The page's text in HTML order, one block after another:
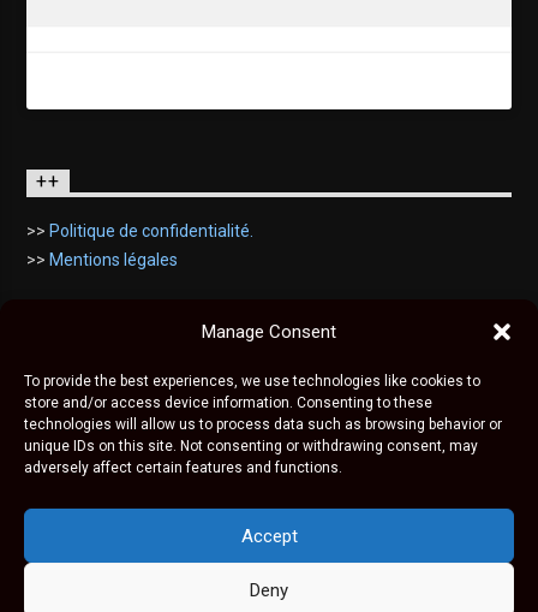
Manage Consent
To provide the best experiences, we use technologies like cookies to
store and/or access device information. Consenting to these
technologies will allow us to process data such as browsing behavior or
unique IDs on this site. Not consenting or withdrawing consent, may
adversely affect certain features and functions.
Accept
Deny
++
>> Politique de confidentialité.
>> Mentions légales
réservés, 2020 - 2026